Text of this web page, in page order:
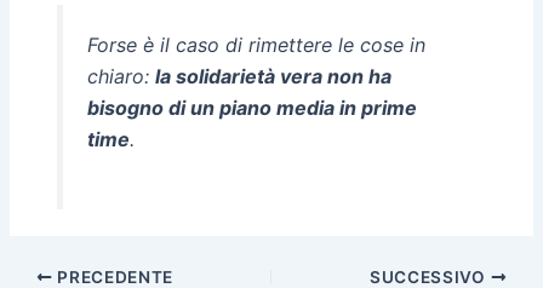
Forse è il caso di rimettere le cose in
chiaro: la solidarietà vera non ha
bisogno di un piano media in prime
time.
PRECEDENTE SUCCESSIVO